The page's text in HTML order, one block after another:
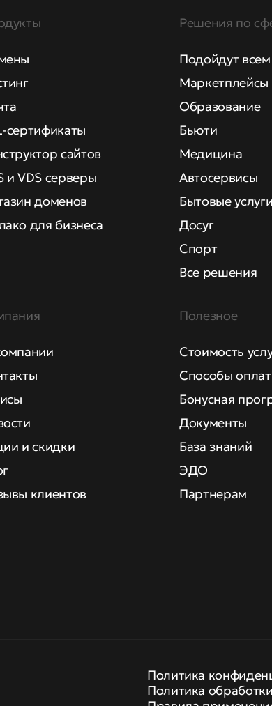
сертификаты
сайтов
и VDS серверы
доменов
для бизнеса
Решения по
Подойдут всем
Маркетплейсы
Образование
Бьюти
Медицина
Автосервисы
Бытовые услуги
Досуг
Спорт
Все решения
и скидки
клиентов
Полезное
Стоимость
Способы
Бонусная
Документы
База знаний
ЭДО
Партнерам
Политика
Политика